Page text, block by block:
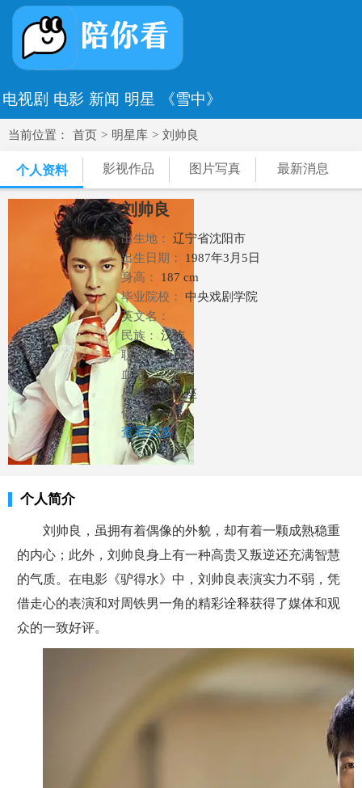
电视剧 电影 新闻 明星 《雪中》
当前位置： 首页 > 明星库 > 刘帅良
个人资料 影视作品 图片写真 最新消息
刘帅良
出生地：
辽宁省沈阳市
出生日期：
1987年3月5日
身高：
187 cm
毕业院校：
中央戏剧学院
英文名：
民族：
汉族
职业：演员
血型： O型
星座：双鱼座
体重：68 kg
查看更多
个人简介
刘帅良，虽拥有着偶像的外貌，却有着一颗成熟稳重
的内心；此外，刘帅良身上有一种高贵又叛逆还充满智慧
的气质。在电影《驴得水》中，刘帅良表演实力不弱，凭
借走心的表演和对周铁男一角的精彩诠释获得了媒体和观
众的一致好评。